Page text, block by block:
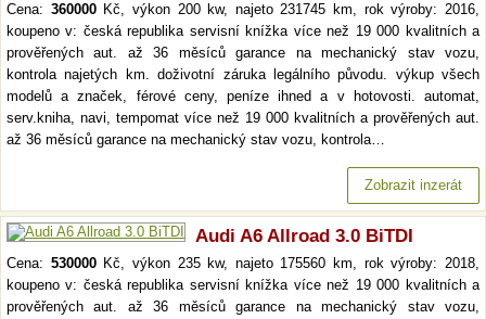
Cena: 360000Kč, výkon 200 kw, najeto 231745 km, rok výroby: 2016,
koupeno v: česká republika servisní knížka více než 19 000 kvalitních a
prověřených aut. až 36 měsíců garance na mechanický stav vozu,
kontrola najetých km. doživotní záruka legálního původu. výkup všech
modelů a značek, férové ceny, peníze ihned a v hotovosti. automat,
serv.kniha, navi, tempomat více než 19 000 kvalitních a prověřených aut.
až 36 měsíců garance na mechanický stav vozu, kontrola…
Zobrazit inzerát
Audi A6 Allroad 3.0 BiTDI
Cena: 530000Kč, výkon 235 kw, najeto 175560 km, rok výroby: 2018,
koupeno v: česká republika servisní knížka více než 19 000 kvalitních a
prověřených aut. až 36 měsíců garance na mechanický stav vozu,